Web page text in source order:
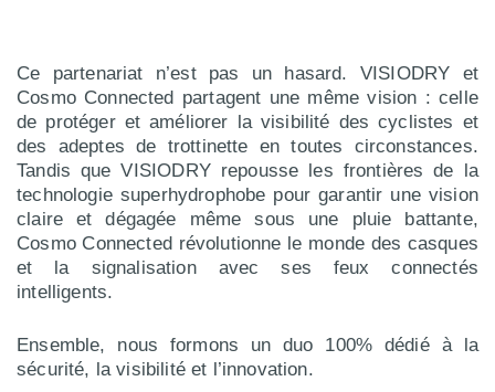
Ce partenariat n’est pas un hasard. VISIODRY et
Cosmo Connected partagent une même vision : celle
de protéger et améliorer la visibilité des cyclistes et
des adeptes de trottinette en toutes circonstances.
Tandis que VISIODRY repousse les frontières de la
technologie superhydrophobe pour garantir une vision
claire et dégagée même sous une pluie battante,
Cosmo Connected révolutionne le monde des casques
et la signalisation avec ses feux connectés
intelligents.
Ensemble, nous formons un duo 100% dédié à la
sécurité, la visibilité et l’innovation.